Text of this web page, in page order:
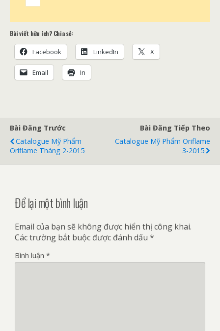
Bài viết hữu ích? Chia sẻ:
Facebook LinkedIn X
Email In
Bài Đăng Trước
Catalogue Mỹ Phẩm
Oriflame Tháng 2-2015
Bài Đăng Tiếp Theo
Catalogue Mỹ Phẩm Oriflame
3-2015
Để lại một bình luận
Email của bạn sẽ không được hiển thị công khai.
Các trường bắt buộc được đánh dấu *
Bình luận *